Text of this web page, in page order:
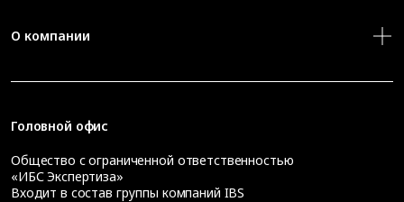
О компании
Головной офис
Общество с ограниченной ответственностью
«ИБС Экспертиза»
Входит в состав группы компаний IBS